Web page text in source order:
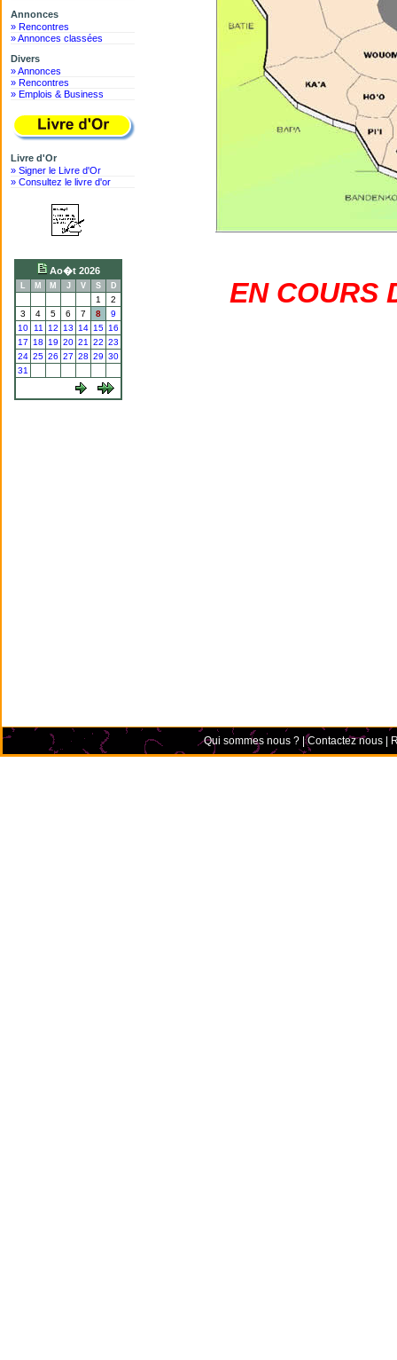
Annonces
» Rencontres
» Annonces classées
Divers
» Annonces
» Rencontres
» Emplois & Business
Livre d'Or
» Signer le Livre d'Or
» Consultez le livre d'or
Ao�t 2026
L M M J V S D
1
2
3
4 5 6 7 8
9
10
11 12 13 14 15 16
17
18 19 20 21 22 23
24 25 26 27 28 29 30
31
EN COURS
Qui sommes nous ?|Contactez nous|